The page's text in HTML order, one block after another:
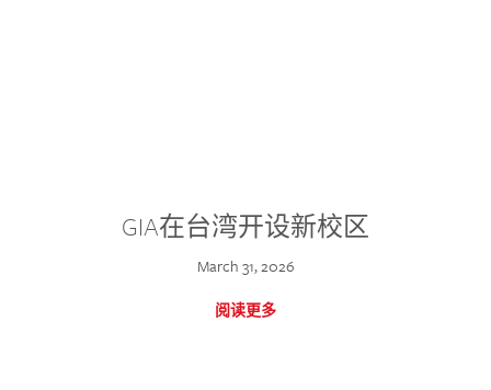
GIA在台湾开设新校区
March 31, 2026
阅读更多